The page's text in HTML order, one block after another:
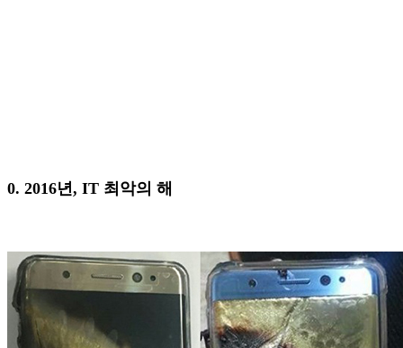
0. 2016년, IT 최악의 해